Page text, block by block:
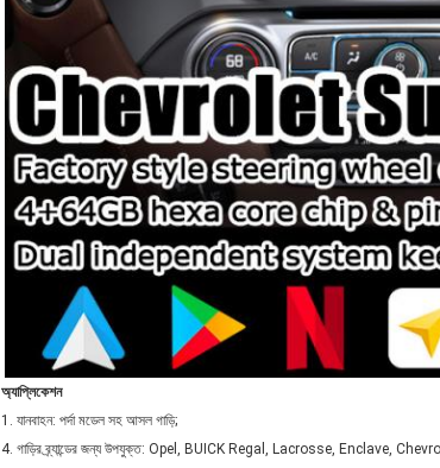
অ্যাপ্লিকেশন
1. যানবাহন: পর্দা মডেল সহ আসল গাড়ি;
4. গাড়ির ব্র্যান্ডের জন্য উপযুক্ত: Opel, BUICK Regal, Lacrosse, Enclave,